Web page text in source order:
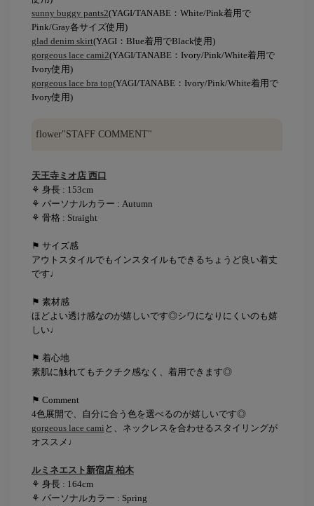
sunny buggy pants2(YAGI/TANABE：White/Pink着用で
Pink/Gray各サイズ使用)
glad denim skirt(YAGI：Blue着用でBlack使用)
gorgeous lace cami2(YAGI/TANABE：Ivory/Pink/White着用で
Ivory使用)
gorgeous lace bra top(YAGI/TANABE：Ivory/Pink/White着用で
Ivory使用)
flower"STAFF COMMENT"
天王寺ミオ店 西口
⚘ 身長 : 153cm
⚘ パーソナルカラー : Autumn
⚘ 骨格 : Straight
⚑ サイズ感
アウトスタイルでもインスタイルもできるちょうど良い着丈
です♩
⚑ 素材感
ほどよい透け感なのが嬉しいです◎シワになりにくいのも嬉
しい♩
⚑ 着心地
素肌に触れてもチクチク感なく、着用できます◎
⚑ Comment
4色展開で、自分に合う色を選べるのが嬉しいです◎
gorgeous lace cami と、ネックレスを合わせるスタイリングが
オススメ♩
ルミネエスト新宿店 柏木
⚘ 身長 : 164cm
⚘ パーソナルカラー : Spring